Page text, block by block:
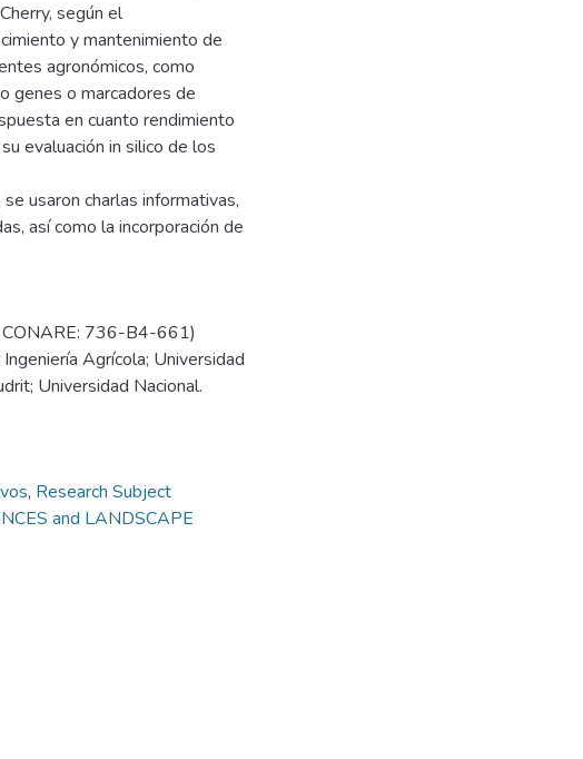
según el
y mantenimiento de
agronómicos, como
genes o marcadores de
en cuanto rendimiento
evaluación in silico de los
usaron charlas informativas,
así como la incorporación de
736-B4-661)
Agrícola; Universidad
Universidad Nacional.
, Research Subject
and LANDSCAPE